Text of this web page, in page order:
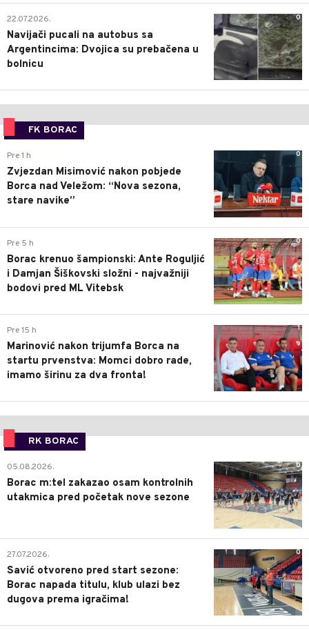
0
22.07.2026.
Navijači pucali na autobus sa
Argentincima: Dvojica su prebačena u
bolnicu
FK BORAC
0
Pre 1 h
Zvjezdan Misimović nakon pobjede
Borca nad Veležom: “Nova sezona,
stare navike”
0
Pre 5 h
Borac krenuo šampionski: Ante Roguljić
i Damjan Šiškovski složni - najvažniji
bodovi pred ML Vitebsk
1
Pre 15 h
Marinović nakon trijumfa Borca na
startu prvenstva: Momci dobro rade,
imamo širinu za dva fronta!
RK BORAC
0
05.08.2026.
Borac m:tel zakazao osam kontrolnih
utakmica pred početak nove sezone
0
27.07.2026.
Savić otvoreno pred start sezone:
Borac napada titulu, klub ulazi bez
dugova prema igračima!